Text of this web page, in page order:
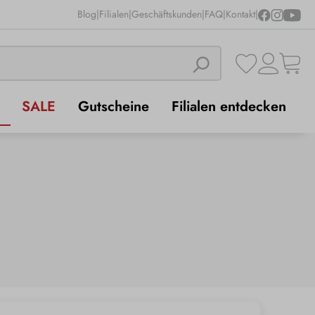
Blog|Filialen|Geschäftskunden|FAQ|Kontakt|
SALE Gutscheine Filialen entdecken